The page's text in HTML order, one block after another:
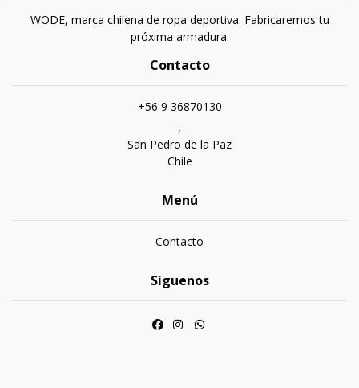
WODE, marca chilena de ropa deportiva. Fabricaremos tu
próxima armadura.
Contacto
+56 9 36870130
,
San Pedro de la Paz
Chile
Menú
Contacto
Síguenos